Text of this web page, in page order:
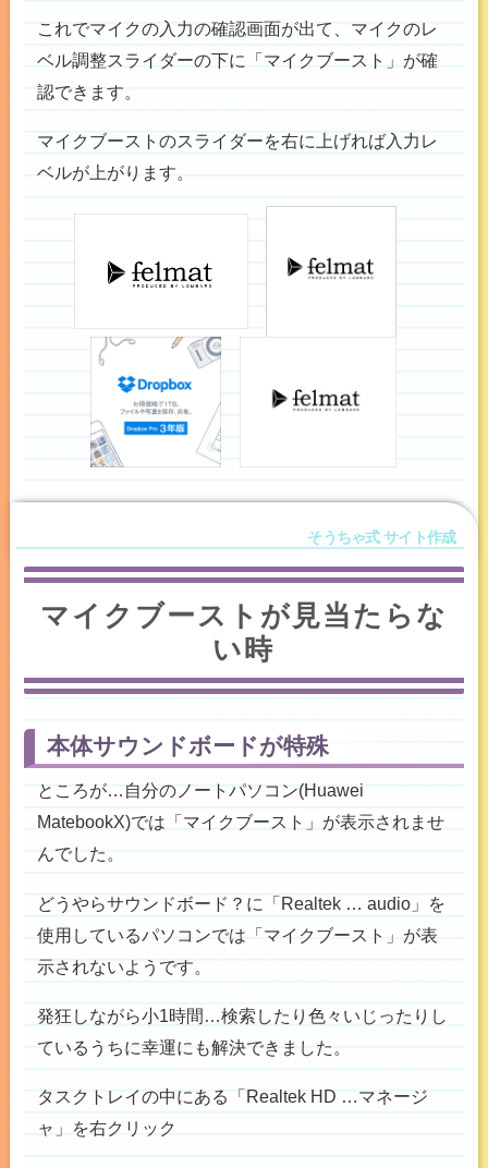
これでマイクの入力の確認画面が出て、マイクのレ
ベル調整スライダーの下に「マイクブースト」が確
認できます。
マイクブーストのスライダーを右に上げれば入力レ
ベルが上がります。
マイクブーストが見当たらな
い時
本体サウンドボードが特殊
ところが…自分のノートパソコン(Huawei
MatebookX)では「マイクブースト」が表示されませ
んでした。
どうやらサウンドボード？に「Realtek … audio」を
使用しているパソコンでは「マイクブースト」が表
示されないようです。
発狂しながら小1時間…検索したり色々いじったりし
ているうちに幸運にも解決できました。
タスクトレイの中にある「Realtek HD …マネージ
ャ」を右クリック